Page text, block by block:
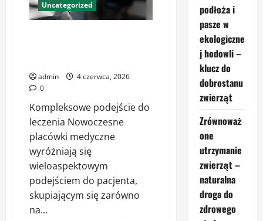
zaufania
Uncategorized
admin
4 czerwca, 2026
0
Kompleksowe podejście do
leczenia Nowoczesne
placówki medyczne
wyróżniają się
wieloaspektowym
podejściem do pacjenta,
skupiającym się zarówno
na...
podłoża i
pasze w
ekologiczne
j hodowli –
klucz do
dobrostanu
zwierząt
Zrównoważ
one
utrzymanie
zwierząt –
naturalna
droga do
zdrowego